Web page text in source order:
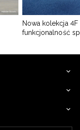
Nowa kolekcja
funkcjonalność